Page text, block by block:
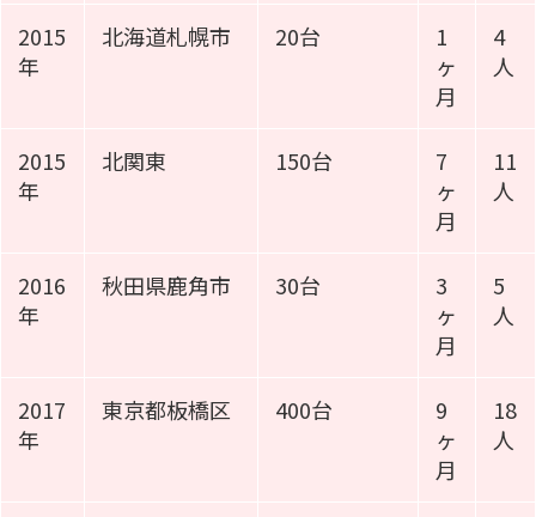
2015
年
北海道札幌市 20台
1
ヶ
月
4
人
2015
年
北関東 150台
7
ヶ
月
11
人
2016
年
秋田県鹿角市 30台
3
ヶ
月
5
人
2017
年
東京都板橋区 400台
9
ヶ
月
18
人